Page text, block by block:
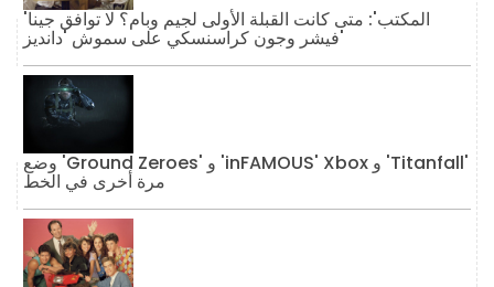
'المكتب': متى كانت القبلة الأولى لجيم وبام؟ لا توافق جينا
فيشر وجون كراسنسكي على سموش 'دانديز'
وضع 'Ground Zeroes' و 'inFAMOUS' Xbox و 'Titanfall'
مرة أخرى في الخط